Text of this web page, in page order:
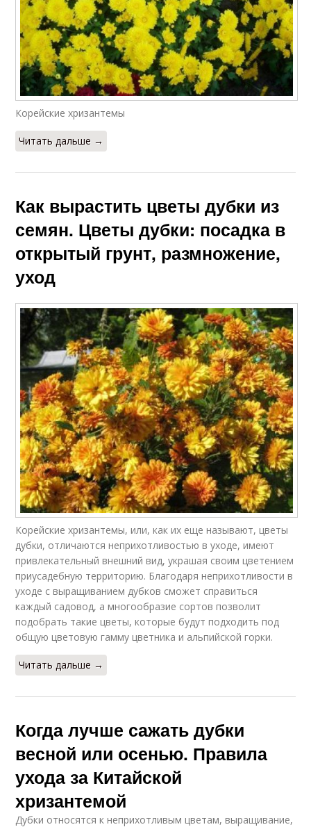
Корейские хризантемы
Читать дальше →
Как вырастить цветы дубки из
семян. Цветы дубки: посадка в
открытый грунт, размножение,
уход
Корейские хризантемы, или, как их еще называют, цветы
дубки, отличаются неприхотливостью в уходе, имеют
привлекательный внешний вид, украшая своим цветением
приусадебную территорию. Благодаря неприхотливости в
уходе с выращиванием дубков сможет справиться
каждый садовод, а многообразие сортов позволит
подобрать такие цветы, которые будут подходить под
общую цветовую гамму цветника и альпийской горки.
Читать дальше →
Когда лучше сажать дубки
весной или осенью. Правила
ухода за Китайской
хризантемой
Дубки относятся к неприхотливым цветам, выращивание,